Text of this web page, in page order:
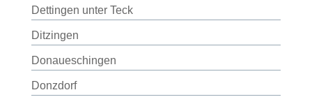
Dettingen unter Teck
Ditzingen
Donaueschingen
Donzdorf